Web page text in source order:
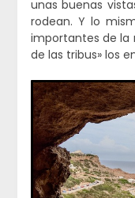
unas buenas
rodean. Y lo
importantes de la
de las tribus» los